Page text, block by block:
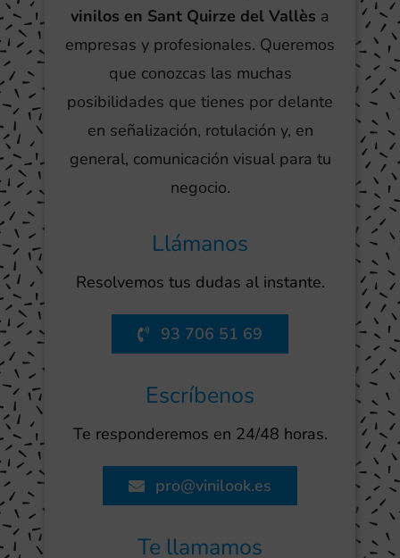
vinilos en Sant Quirze del Vallès a
empresas y profesionales. Queremos
que conozcas las muchas
posibilidades que tienes por delante
en señalización, rotulación y, en
general, comunicación visual para tu
negocio.
Llámanos
Resolvemos tus dudas al instante.
93 706 51 69
Escríbenos
Te responderemos en 24/48 horas.
pro@vinilook.es
Te llamamos